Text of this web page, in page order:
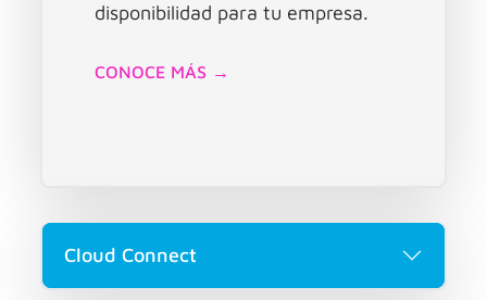
disponibilidad para tu empresa.
CONOCE MÁS →
Cloud Connect